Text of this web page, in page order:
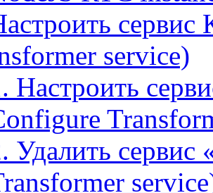
service)
Настроить
Удалить сервис